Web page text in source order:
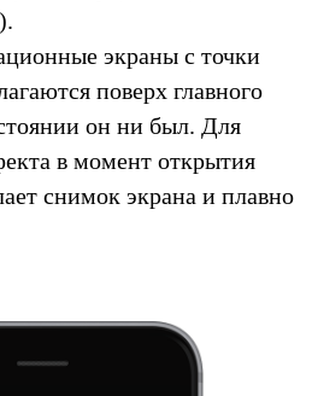
экраны с точки
поверх главного
он ни был. Для
в момент открытия
снимок экрана и плавно